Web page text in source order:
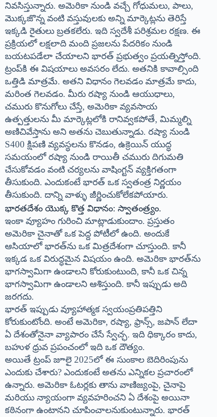
నివసిస్తున్నారు. అమెరికా నుండి వచ్చే గోధుమలు, పాలు,
మొక్కజొన్న వంటి వస్తువులకు అన్ని మార్కెట్లను తెరిస్తే
ఇక్కడి రైతులు బ్రతకలేరు. ఇది స్వదేశీ పరిశ్రమల రక్షణ. ఈ
ప్రక్రియలో లక్షలాది మంది ప్రజలను పేదరికం నుండి
బయటపడేలా చేయాలని భారత్ ప్రభుత్వం ప్రయత్నిస్తోంది.
ట్రంప్‌కి ఈ విషయాలు అవసరం లేదు. అతనికి కావాల్సింది
ఒత్తిడి మాత్రమే. అతని విధానం గెలవడం మాత్రమే కాదు,
మరింత గెలవడం. మీరు రష్యా నుండి ఆయుధాలు,
చమురు కొనుగోలు చేస్తే, అమెరికా వ్యవసాయ
ఉత్పత్తులను మీ మార్కెట్లలోకి రానివ్వకపోతే, మిమ్మల్ని
అణిచివేస్తాను అని అతను చెబుతున్నాడు. రష్యా నుండి
S400 క్షిపణి వ్యవస్థలను కొనడం, ఉక్రెయిన్ యుద్ధ
సమయంలో రష్యా నుండి రాయితీ చమురు దిగుమతి
చేసుకోవడం వంటి చర్యలను వాషింగ్టన్ వ్యక్తిగతంగా
తీసుకుంది. ఎందుకంటే భారత్ ఒక స్వతంత్ర నిర్ణయం
తీసుకుంది. దాన్ని వాళ్ళు జీర్ణించుకోలేకపోయారు.
భారతదేశం యొక్క కొత్త విధానం: స్వాతంత్ర్యం.
ఇంకా వ్యూహం గురించి మాట్లాడుకుందాం. ప్రస్తుతం
అమెరికా చైనాతో ఒక పెద్ద పోటీలో ఉంది. అందుకే
ఆసియాలో భారత్‌ను ఒక మిత్రదేశంగా చూస్తుంది. కానీ
ఇక్కడ ఒక విరుద్ధమైన విషయం ఉంది. అమెరికా భారత్‌ను
భాగస్వామిగా ఉండాలని కోరుకుంటుంది, కానీ ఒక చిన్న
భాగస్వామిగా ఉండాలని ఆశిస్తుంది. కానీ ఇప్పుడు అది
జరగదు.
భారత్ ఇప్పుడు వ్యూహాత్మక స్వయంప్రతిపత్తిని
కోరుకుంటోంది. అంటే అమెరికా, రష్యా, ఫ్రాన్స్, జపాన్ లేదా
ఏ దేశంతోనైనా వ్యాపారం చేసే స్వేచ్ఛ. ఇది ధిక్కారం కాదు,
బహుళ ధ్రువ ప్రపంచంలో ఇది ఒక దౌత్యం.
అయితే ట్రంప్ జూలై 2025లో ఈ సుంకాల బెదిరింపును
ఎందుకు చేశారు? ఎందుకంటే అతను ఎన్నికల ప్రచారంలో
ఉన్నారు. అమెరికా ఓటర్లకు తాను వాణిజ్యంపై, చైనాపై
మరియు న్యాయంగా వ్యవహరించని ఏ దేశంపై అయినా
కఠినంగా ఉంటానని చూపించాలనుకుంటున్నారు. భారత్